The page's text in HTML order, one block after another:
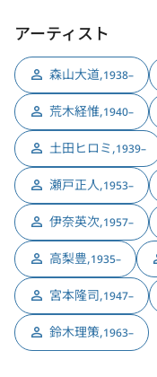
アーティスト
森山大道,1938–
荒木経惟,1940–
土田ヒロミ,1939–
瀬戸正人,1953–
伊奈英次,1957–
高梨豊,1935–
宮本隆司,1947–
鈴木理策,1963–